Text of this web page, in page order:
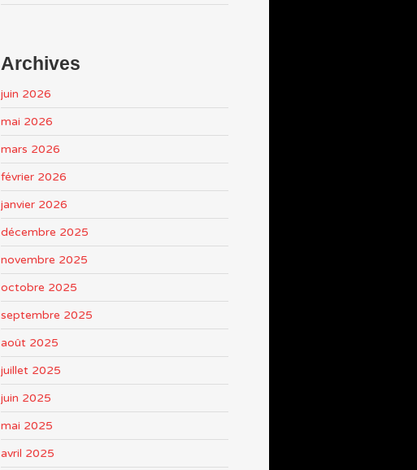
Archives
juin 2026
mai 2026
mars 2026
février 2026
janvier 2026
décembre 2025
novembre 2025
octobre 2025
septembre 2025
août 2025
juillet 2025
juin 2025
mai 2025
avril 2025